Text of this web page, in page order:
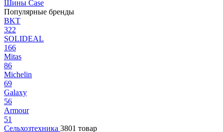
Шины Case
Популярные бренды
BKT
322
SOLIDEAL
166
Mitas
86
Michelin
69
Galaxy
56
Armour
51
Сельхозтехника 3801 товар